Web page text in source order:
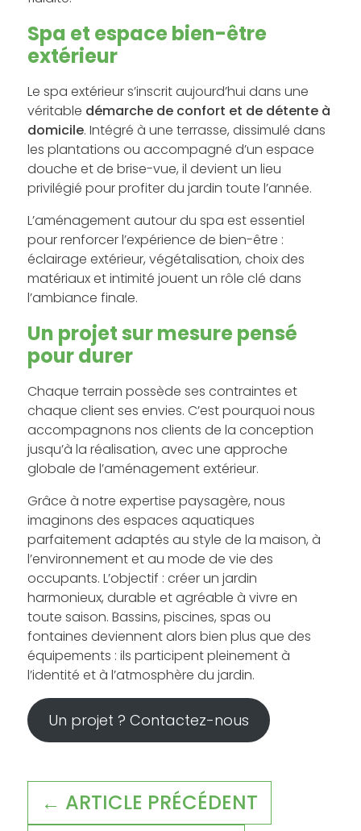
Spa et espace bien-être
extérieur
Le spa extérieur s’inscrit aujourd’hui dans une
véritable démarche de confort et de détente à
domicile. Intégré à une terrasse, dissimulé dans
les plantations ou accompagné d’un espace
douche et de brise-vue, il devient un lieu
privilégié pour profiter du jardin toute l’année.
L’aménagement autour du spa est essentiel
pour renforcer l’expérience de bien-être :
éclairage extérieur, végétalisation, choix des
matériaux et intimité jouent un rôle clé dans
l’ambiance finale.
Un projet sur mesure pensé
pour durer
Chaque terrain possède ses contraintes et
chaque client ses envies. C’est pourquoi nous
accompagnons nos clients de la conception
jusqu’à la réalisation, avec une approche
globale de l’aménagement extérieur.
Grâce à notre expertise paysagère, nous
imaginons des espaces aquatiques
parfaitement adaptés au style de la maison, à
l’environnement et au mode de vie des
occupants. L’objectif : créer un jardin
harmonieux, durable et agréable à vivre en
toute saison. Bassins, piscines, spas ou
fontaines deviennent alors bien plus que des
équipements : ils participent pleinement à
l’identité et à l’atmosphère du jardin.
Un projet ? Contactez-nous
← ARTICLE PRÉCÉDENT